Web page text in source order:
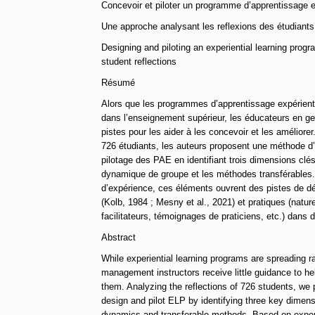
Concevoir et piloter un programme d’apprentissage
Une approche analysant les reflexions des étudiants
Designing and piloting an experiential learning
student reflections
Résumé
Alors que les programmes d’apprentissage
dans l’enseignement supérieur, les éducateurs en
pistes pour les aider à les concevoir et les
726 étudiants, les auteurs proposent une méthode
pilotage des PAE en identifiant trois dimensions
dynamique de groupe et les méthodes
d’expérience, ces éléments ouvrent des pistes de
(Kolb, 1984 ; Mesny et al., 2021) et pratiques
facilitateurs, témoignages de praticiens, etc.) dans
Abstract
While experiential learning programs are spreading
management instructors receive little guidance to
them. Analyzing the reflections of 726 students, we
design and pilot ELP by identifying three key